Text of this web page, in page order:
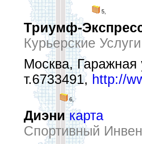
5,
Триумф-
Курьерские Услуги
Москва, Гаражная
т.6733491, http://
6,
Диэни карта
Спортивный